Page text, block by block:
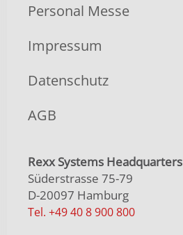
Personal Messe
Impressum
Datenschutz
AGB
Rexx Systems Headquarters
Süderstrasse 75-79
D-20097 Hamburg
Tel. +49 40 8 900 800